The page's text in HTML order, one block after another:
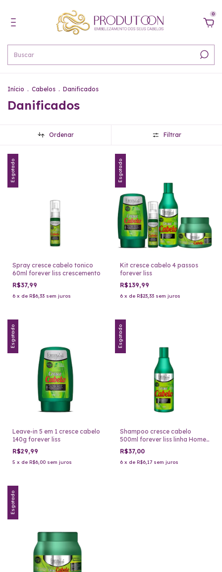
0
Início . Cabelos . Danificados
Danificados
Ordenar Filtrar
Esgotado
Spray cresce cabelo tonico
60ml forever liss crescemento
R$37,99
6 x de R$6,33 sem juros
Esgotado
Kit cresce cabelo 4 passos
forever liss
R$139,99
6 x de R$23,33 sem juros
Esgotado
Leave-in 5 em 1 cresce cabelo
140g forever liss
R$29,99
5 x de R$6,00 sem juros
Esgotado
Shampoo cresce cabelo
500ml forever liss linha Home
Care
R$37,00
6 x de R$6,17 sem juros
Esgotado